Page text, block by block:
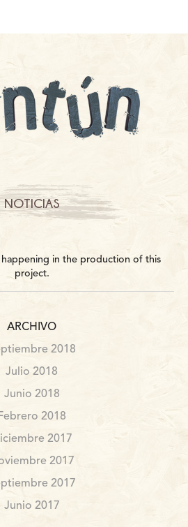
NOTICIAS
happening in the production of this
project.
ARCHIVO
2018
Julio 2018
Junio 2018
2018
2017
2017
2017
Junio 2017